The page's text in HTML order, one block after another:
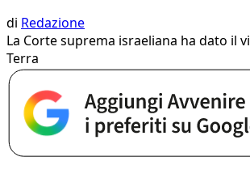
di Redazione
La Corte suprema israeliana ha dato il
Terra